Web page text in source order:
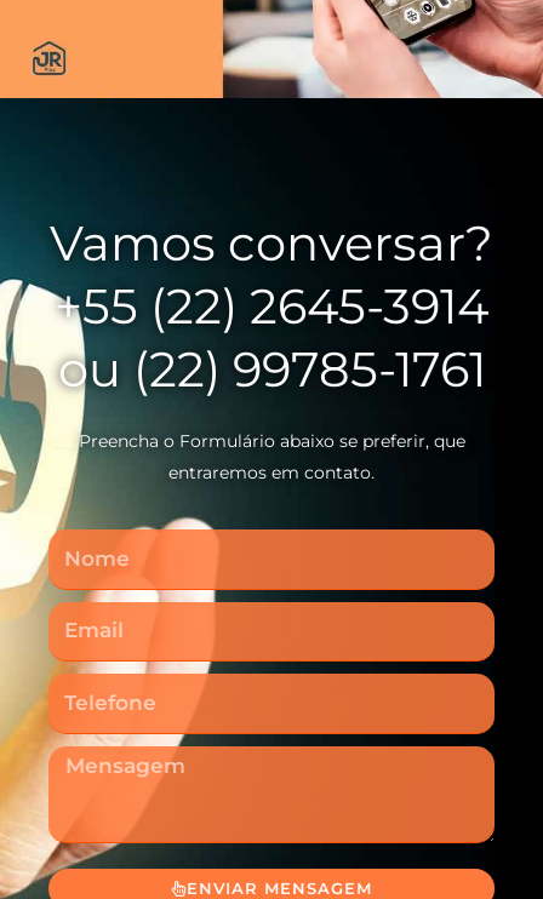
Vamos conversar?
+55 (22) 2645-3914
ou (22) 99785-1761
Preencha o Formulário abaixo se preferir, que
entraremos em contato.
Nome
Email
Telefone
Mensagem
ENVIAR MENSAGEM